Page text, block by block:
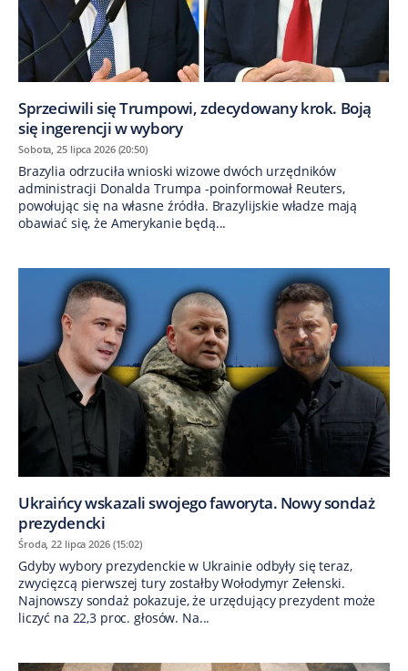
Sprzeciwili się Trumpowi, zdecydowany krok. Boją
się ingerencji w wybory
Sobota, 25 lipca 2026 (20:50)
Brazylia odrzuciła wnioski wizowe dwóch urzędników
administracji Donalda Trumpa -poinformował Reuters,
powołując się na własne źródła. Brazylijskie władze mają
obawiać się, że Amerykanie będą...
Ukraińcy wskazali swojego faworyta. Nowy sondaż
prezydencki
Środa, 22 lipca 2026 (15:02)
Gdyby wybory prezydenckie w Ukrainie odbyły się teraz,
zwycięzcą pierwszej tury zostałby Wołodymyr Zełenski.
Najnowszy sondaż pokazuje, że urzędujący prezydent może
liczyć na 22,3 proc. głosów. Na...